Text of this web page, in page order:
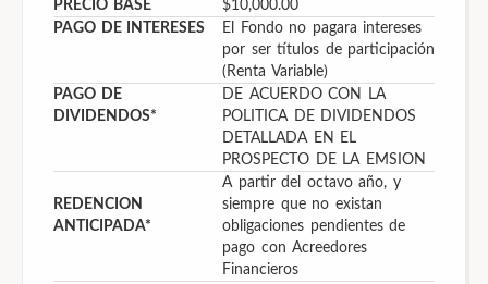
PRECIO BASE
$10,000.00
PAGO DE INTERESES
El Fondo no pagara intereses
por ser títulos de participación
(Renta Variable)
PAGO DE
DIVIDENDOS*
DE ACUERDO CON LA
POLITICA DE DIVIDENDOS
DETALLADA EN EL
PROSPECTO DE LA EMSION
REDENCION
ANTICIPADA*
A partir del octavo año, y
siempre que no existan
obligaciones pendientes de
pago con Acreedores
Financieros